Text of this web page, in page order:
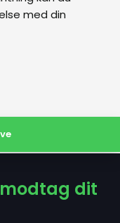
med din
modtag dit